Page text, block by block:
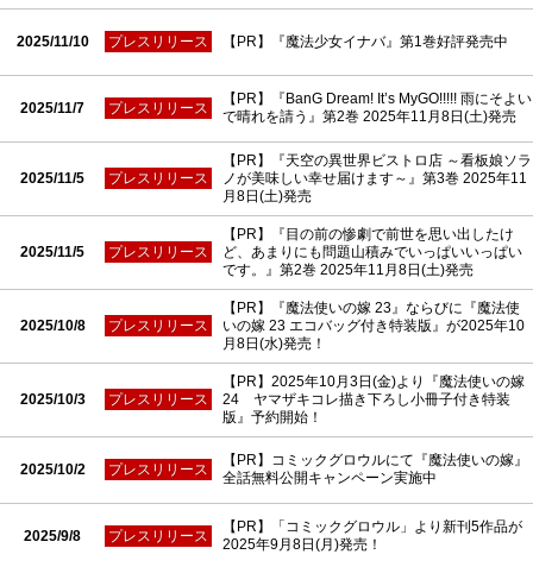
2025/11/10 プレスリリース 【PR】『魔法少女イナバ』第1巻好評発売中
2025/11/7 プレスリリース
【PR】『BanG Dream! It’s MyGO!!!!! 雨にそよい
で晴れを請う』第2巻 2025年11月8日(土)発売
2025/11/5 プレスリリース
【PR】『天空の異世界ビストロ店 ～看板娘ソラ
ノが美味しい幸せ届けます～』第3巻 2025年11
月8日(土)発売
2025/11/5 プレスリリース
【PR】『目の前の惨劇で前世を思い出したけ
ど、あまりにも問題山積みでいっぱいいっぱい
です。』第2巻 2025年11月8日(土)発売
2025/10/8 プレスリリース
【PR】『魔法使いの嫁 23』ならびに『魔法使
いの嫁 23 エコバッグ付き特装版』が2025年10
月8日(水)発売！
2025/10/3 プレスリリース
【PR】2025年10月3日(金)より『魔法使いの嫁
24 ヤマザキコレ描き下ろし小冊子付き特装
版』予約開始！
2025/10/2 プレスリリース
【PR】コミックグロウルにて『魔法使いの嫁』
全話無料公開キャンペーン実施中
2025/9/8 プレスリリース
【PR】「コミックグロウル」より新刊5作品が
2025年9月8日(月)発売！